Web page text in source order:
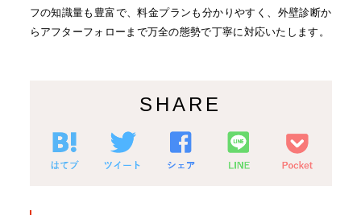
フの知識量も豊富で、料金プランも分かりやすく、外壁診断か
らアフターフォローまで万全の態勢で丁寧に対応いたします。
SHARE